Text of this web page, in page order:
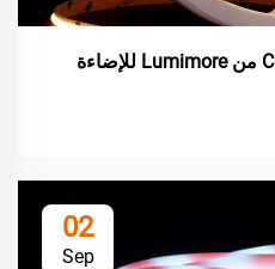
مزايا شرائح LED من نوع COB من Lumimore للإضاءة
02
Sep